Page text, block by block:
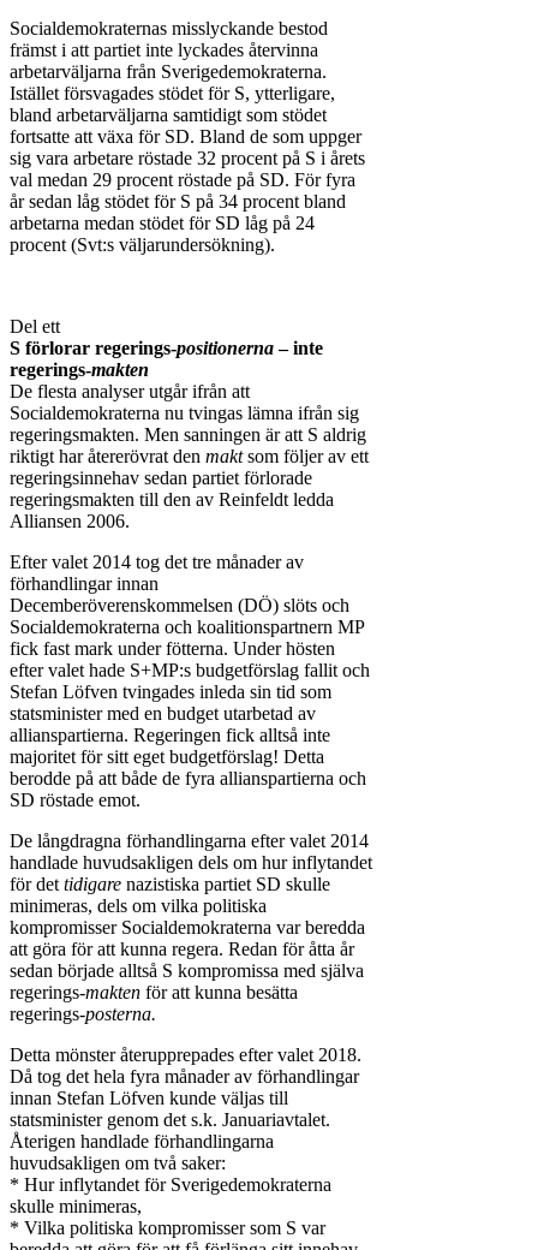
Socialdemokraternas misslyckande bestod
främst i att partiet inte lyckades återvinna
arbetarväljarna från Sverigedemokraterna.
Istället försvagades stödet för S, ytterligare,
bland arbetarväljarna samtidigt som stödet
fortsatte att växa för SD. Bland de som uppger
sig vara arbetare röstade 32 procent på S i årets
val medan 29 procent röstade på SD. För fyra
år sedan låg stödet för S på 34 procent bland
arbetarna medan stödet för SD låg på 24
procent (Svt:s väljarundersökning).
Del ett
S förlorar regerings-positionerna– inte
regerings-makten
De flesta analyser utgår ifrån att
Socialdemokraterna nu tvingas lämna ifrån sig
regeringsmakten. Men sanningen är att S aldrig
riktigt har återerövrat den maktsom följer av ett
regeringsinnehav sedan partiet förlorade
regeringsmakten till den av Reinfeldt ledda
Alliansen 2006.
Efter valet 2014 tog det tre månader av
förhandlingar innan
Decemberöverenskommelsen (DÖ) slöts och
Socialdemokraterna och koalitionspartnern MP
fick fast mark under fötterna. Under hösten
efter valet hade S+MP:s budgetförslag fallit och
Stefan Löfven tvingades inleda sin tid som
statsminister med en budget utarbetad av
allianspartierna. Regeringen fick alltså inte
majoritet för sitt eget budgetförslag! Detta
berodde på att både de fyra allianspartierna och
SD röstade emot.
De långdragna förhandlingarna efter valet 2014
handlade huvudsakligen dels om hur inflytandet
för det tidigare nazistiska partiet SD skulle
minimeras, dels om vilka politiska
kompromisser Socialdemokraterna var beredda
att göra för att kunna regera. Redan för åtta år
sedan började alltså S kompromissa med själva
regerings-makten för att kunna besätta
regerings-posterna.
Detta mönster återupprepades efter valet 2018.
Då tog det hela fyra månader av förhandlingar
innan Stefan Löfven kunde väljas till
statsminister genom det s.k. Januariavtalet.
Återigen handlade förhandlingarna
huvudsakligen om två saker:
* Hur inflytandet för Sverigedemokraterna
skulle minimeras,
* Vilka politiska kompromisser som S var